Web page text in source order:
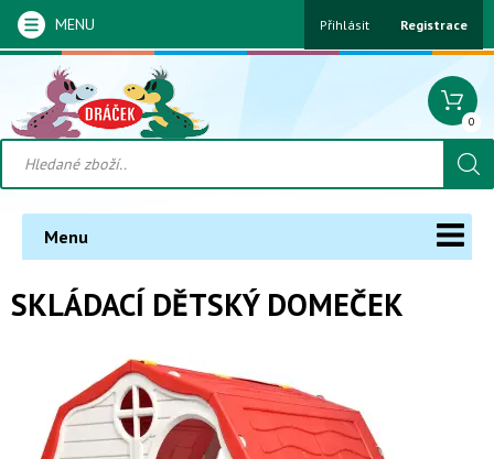
MENU Přihlásit Registrace
0
Menu
SKLÁDACÍ DĚTSKÝ DOMEČEK